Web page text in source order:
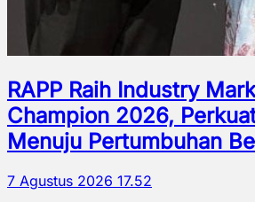
RAPP Raih Industry
Champion 2026,
Menuju Pertumbuhan
7 Agustus 2026 17.52